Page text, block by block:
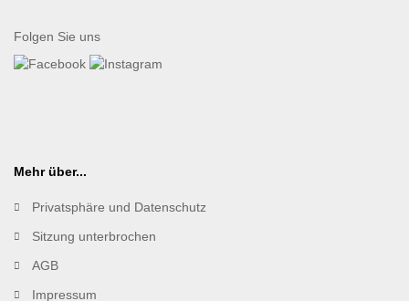
Folgen Sie uns
Mehr über...
Privatsphäre und Datenschutz
Sitzung unterbrochen
AGB
Impressum